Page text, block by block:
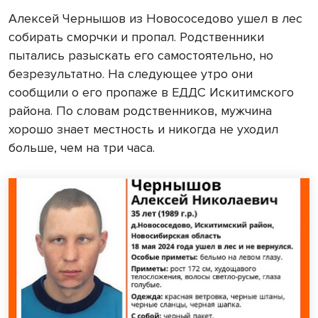
Алексей Чернышов из Новососедово ушел в лес
собирать сморчки и пропал. Родственники
пытались разыскать его самостоятельно, но
безрезультатно. На следующее утро они
сообщили о его пропаже в ЕДДС Искитимского
района. По словам родственников, мужчина
хорошо знает местность и никогда не уходил
больше, чем на три часа.